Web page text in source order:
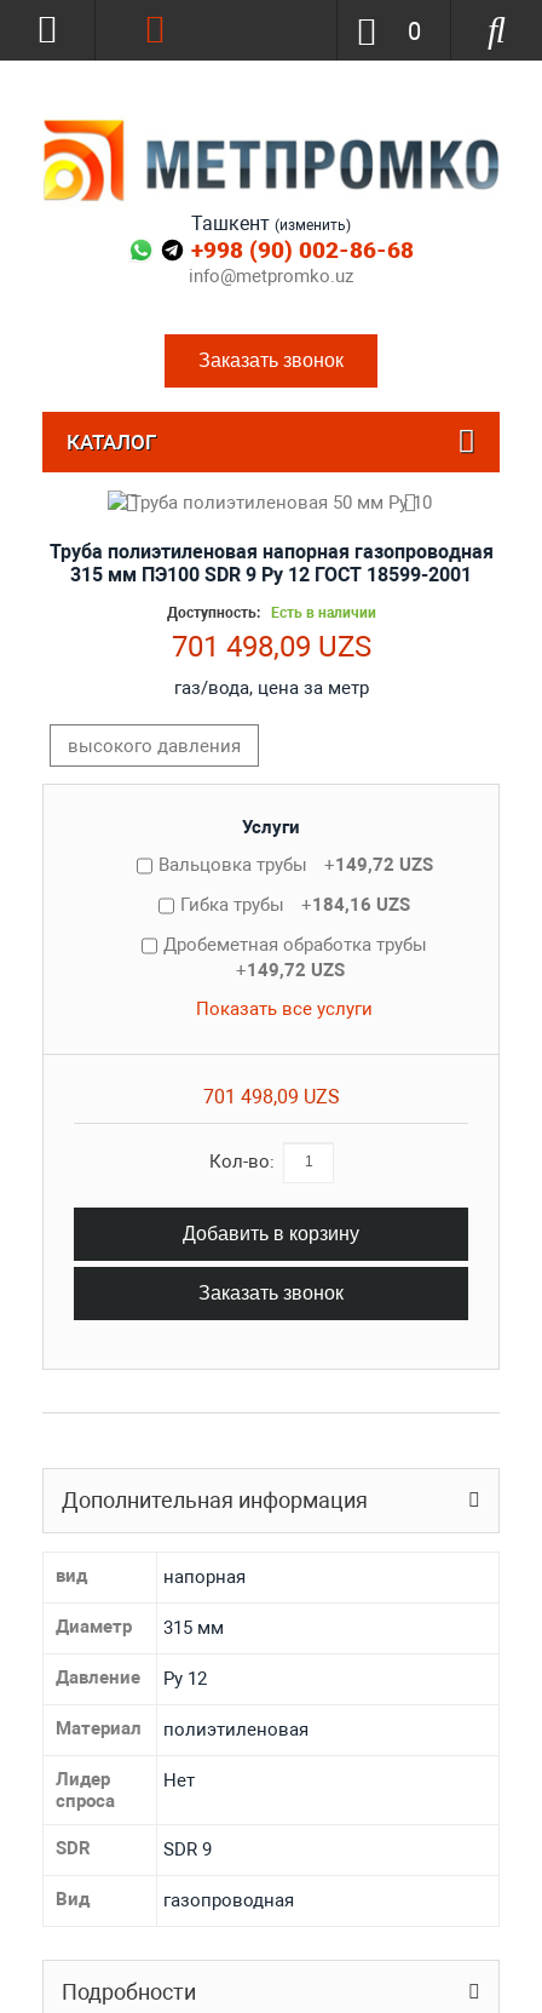
Ташкент (изменить)
+998 (90) 002-86-68
info@metpromko.uz
Заказать звонок
0
КАТАЛОГ
Труба полиэтиленовая напорная газопроводная
315 мм ПЭ100 SDR 9 Ру 12 ГОСТ 18599-2001
Доступность: Есть в наличии
701 498,09 UZS
газ/вода, цена за метр
высокого давления
Услуги
Вальцовка трубы
+149,72 UZS
Гибка трубы
+184,16 UZS
Дробеметная обработка трубы
+149,72 UZS
Показать все услуги
701 498,09 UZS
Кол-во:
Добавить в корзину
Заказать звонок
Дополнительная информация
вид напорная
Диаметр 315 мм
Давление Ру 12
Материал полиэтиленовая
Лидер
спроса
Нет
SDR SDR 9
Вид газопроводная
Подробности